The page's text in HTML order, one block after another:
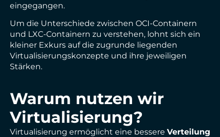
eingegangen.
Um die Unterschiede zwischen OCI-Containern
und LXC-Containern zu verstehen, lohnt sich ein
kleiner Exkurs auf die zugrunde liegenden
Virtualisierungskonzepte und ihre jeweiligen
Stärken.
Warum nutzen wir
Virtualisierung?
Virtualisierung ermöglicht eine bessere Verteilung